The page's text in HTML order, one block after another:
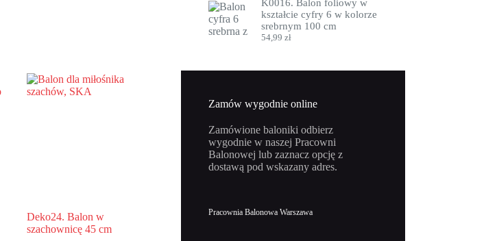
Deko24. Balon w
szachownicę 45 cm
K0016. Balon foliowy w
kształcie cyfry 6 w kolorze
srebrnym 100 cm
54,99zł
Zamów wygodnie online
Zamówione baloniki odbierz
wygodnie w naszej Pracowni
Balonowej lub zaznacz opcję z
dostawą pod wskazany adres.
Pracownia Balonowa Warszawa